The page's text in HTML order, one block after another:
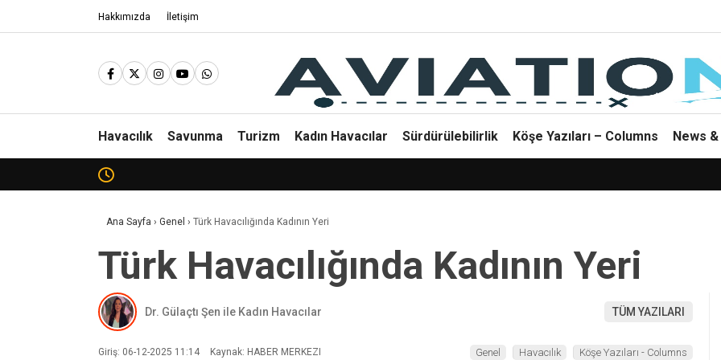
Hakkımızda İletişim
Havacılık Savunma Turizm Kadın Havacılar Sürdürülebilirlik Köşe Yazıları – Columns News
Ana Sayfa › Genel › Türk Havacılığında Kadının Yeri
Türk Havacılığında Kadının Yeri
Dr. Gülaçtı Şen ile Kadın Havacılar TÜM YAZILARI
Giriş: 06-12-2025 11:14 Kaynak: HABER MERKEZI Genel Havacılık Köşe Yazıları - Columns